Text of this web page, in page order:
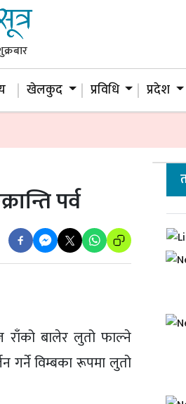
खेलकुद प्रविधि प्रदेश
पर्व
राँको बालेर लुतो फाल्ने
गर्ने विम्बका रूपमा लुतो